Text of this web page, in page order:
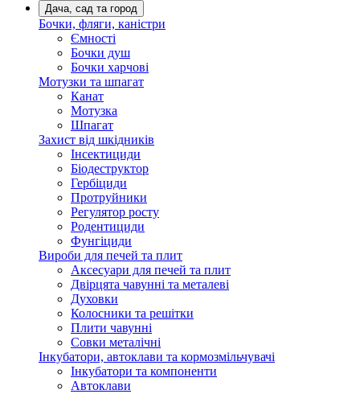
Дача, сад та город
Бочки, фляги, каністри
Ємності
Бочки душ
Бочки харчові
Мотузки та шпагат
Канат
Мотузка
Шпагат
Захист від шкідників
Інсектициди
Біодеструктор
Гербіциди
Протруйники
Регулятор росту
Родентициди
Фунгіциди
Вироби для печей та плит
Аксесуари для печей та плит
Двірцята чавунні та металеві
Духовки
Колосники та решітки
Плити чавунні
Совки металічні
Інкубатори, автоклави та кормозмільчувачі
Інкубатори та компоненти
Автоклави